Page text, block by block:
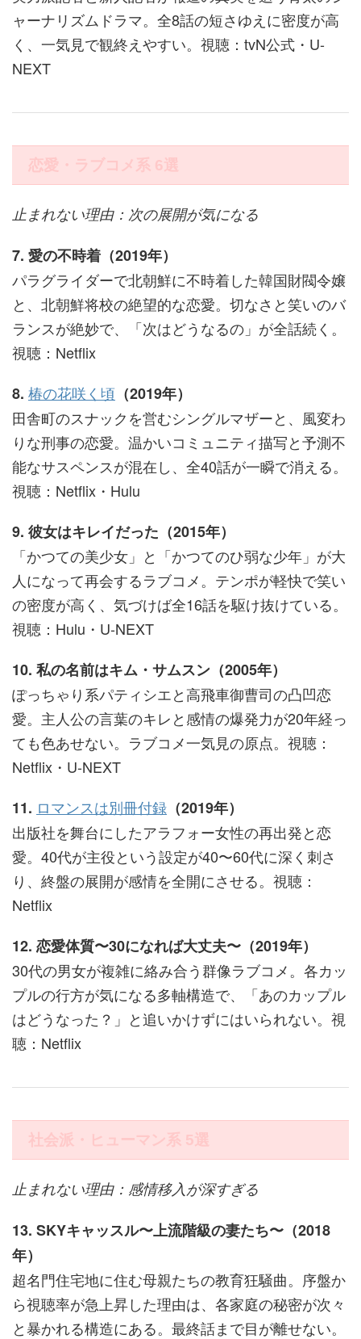
ャーナリズムドラマ。全8話の短さゆえに密度が高
く、一気見で観終えやすい。視聴：tvN公式・U-
NEXT
恋愛・ラブコメ系 6選
止まれない理由：次の展開が気になる
7. 愛の不時着（2019年）
パラグライダーで北朝鮮に不時着した韓国財閥令嬢
と、北朝鮮将校の絶望的な恋愛。切なさと笑いのバ
ランスが絶妙で、「次はどうなるの」が全話続く。
視聴：Netflix
8. 椿の花咲く頃 （2019年）
田舎町のスナックを営むシングルマザーと、風変わ
りな刑事の恋愛。温かいコミュニティ描写と予測不
能なサスペンスが混在し、全40話が一瞬で消える。
視聴：Netflix・Hulu
9. 彼女はキレイだった（2015年）
「かつての美少女」と「かつてのひ弱な少年」が大
人になって再会するラブコメ。テンポが軽快で笑い
の密度が高く、気づけば全16話を駆け抜けている。
視聴：Hulu・U-NEXT
10. 私の名前はキム・サムスン（2005年）
ぽっちゃり系パティシエと高飛車御曹司の凸凹恋
愛。主人公の言葉のキレと感情の爆発力が20年経っ
ても色あせない。ラブコメ一気見の原点。視聴：
Netflix・U-NEXT
11. ロマンスは別冊付録 （2019年）
出版社を舞台にしたアラフォー女性の再出発と恋
愛。40代が主役という設定が40〜60代に深く刺さ
り、終盤の展開が感情を全開にさせる。視聴：
Netflix
12. 恋愛体質〜30になれば大丈夫〜（2019年）
30代の男女が複雑に絡み合う群像ラブコメ。各カッ
プルの行方が気になる多軸構造で、「あのカップル
はどうなった？」と追いかけずにはいられない。視
聴：Netflix
社会派・ヒューマン系 5選
止まれない理由：感情移入が深すぎる
13. SKYキャッスル〜上流階級の妻たち〜（2018
年）
超名門住宅地に住む母親たちの教育狂騒曲。序盤か
ら視聴率が急上昇した理由は、各家庭の秘密が次々
と暴かれる構造にある。最終話まで目が離せない。